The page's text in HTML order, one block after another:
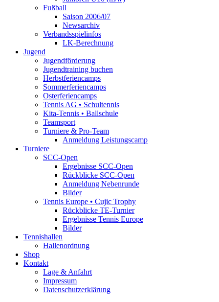
Fußball
Saison 2006/07
Newsarchiv
Verbandsspielinfos
LK-Berechnung
Jugend
Jugendförderung
Jugendtraining buchen
Herbstferiencamps
Sommerferiencamps
Osterferiencamps
Tennis AG • Schultennis
Kita-Tennis • Ballschule
Teamsport
Turniere & Pro-Team
Anmeldung Leistungscamp
Turniere
SCC-Open
Ergebnisse SCC-Open
Rückblicke SCC-Open
Anmeldung Nebenrunde
Bilder
Tennis Europe • Cujic Trophy
Rückblicke TE-Turnier
Ergebnisse Tennis Europe
Bilder
Tennishallen
Hallenordnung
Shop
Kontakt
Lage & Anfahrt
Impressum
Datenschutzerklärung